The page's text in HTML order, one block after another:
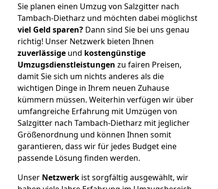
Sie planen einen Umzug von Salzgitter nach
Tambach-Dietharz und möchten dabei möglichst
viel Geld sparen? Dann sind Sie bei uns genau
richtig! Unser Netzwerk bieten Ihnen
zuverlässige und kostengünstige
Umzugsdienstleistungen zu fairen Preisen,
damit Sie sich um nichts anderes als die
wichtigen Dinge in Ihrem neuen Zuhause
kümmern müssen. Weiterhin verfügen wir über
umfangreiche Erfahrung mit Umzügen von
Salzgitter nach Tambach-Dietharz mit jeglicher
Größenordnung und können Ihnen somit
garantieren, dass wir für jedes Budget eine
passende Lösung finden werden.
Unser Netzwerk ist sorgfältig ausgewählt, wir